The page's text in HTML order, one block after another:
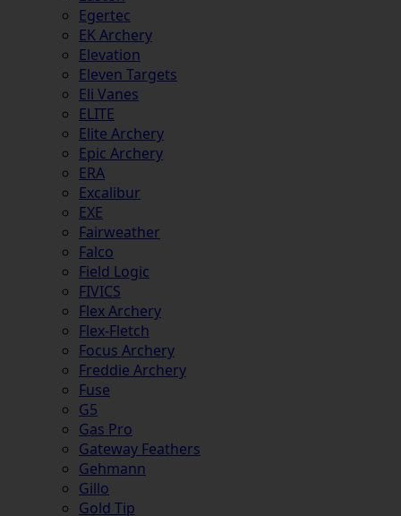
Egertec
EK Archery
Elevation
Eleven Targets
Eli Vanes
ELITE
Elite Archery
Epic Archery
ERA
Excalibur
EXE
Fairweather
Falco
Field Logic
FIVICS
Flex Archery
Flex-Fletch
Focus Archery
Freddie Archery
Fuse
G5
Gas Pro
Gateway Feathers
Gehmann
Gillo
Gold Tip